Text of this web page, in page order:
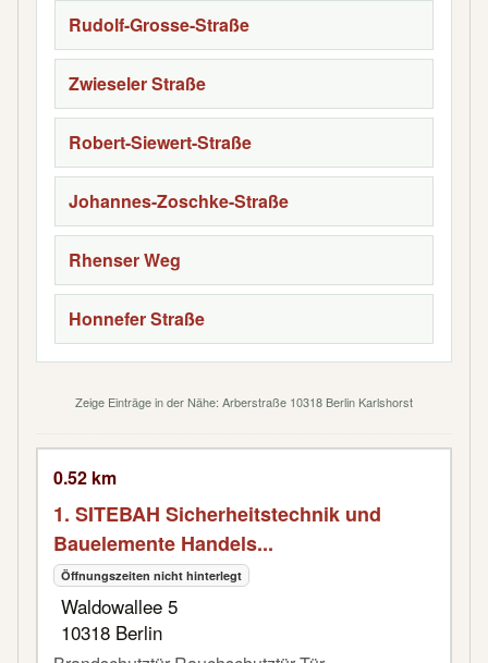
Rudolf-Grosse-Straße
Zwieseler Straße
Robert-Siewert-Straße
Johannes-Zoschke-Straße
Rhenser Weg
Honnefer Straße
Zeige Einträge in der Nähe: Arberstraße 10318 Berlin Karlshorst
0.52 km
1. SITEBAH Sicherheitstechnik und
Bauelemente Handels...
Öffnungszeiten nicht hinterlegt
Waldowallee 5
10318 Berlin